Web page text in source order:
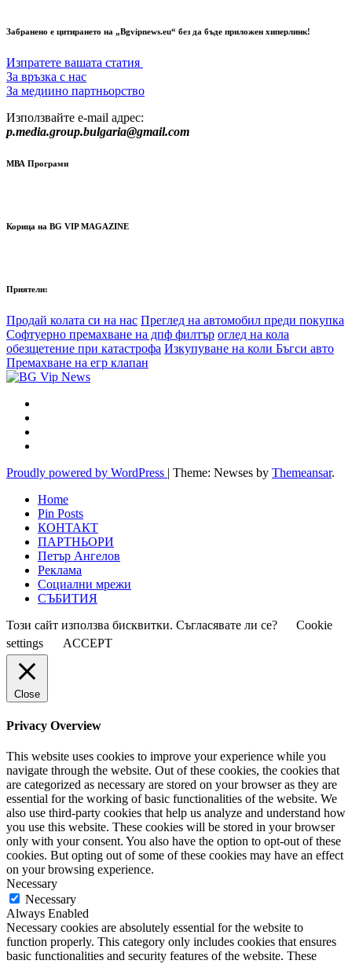
Забранено е цитирането на „Bgvipnews.eu“ без да бъде приложен хиперлинк!
Изпратете вашата статия
За връзка с нас
За медиино партньорство
Използвайте e-mail адрес:
p.media.group.bulgaria@gmail.com
МВА Програми
Корица на BG VIP MAGAZINE
Приятели:
Продай колата си на нас Преглед на автомобил преди покупка
Софтуерно премахване на дпф филтър оглед на кола
обезщетение при катастрофа Изкупуване на коли Бъгси авто
Премахване на егр клапан
Proudly powered by WordPress | Theme: Newses by Themeansar.
Home
Pin Posts
КОНТАКТ
ПАРТНЬОРИ
Петър Ангелов
Реклама
Социални мрежи
СЪБИТИЯ
Този сайт използва бисквитки. Съгласявате ли се?
Cookie
settings
ACCEPT
Close
Privacy Overview
This website uses cookies to improve your experience while you
navigate through the website. Out of these cookies, the cookies that
are categorized as necessary are stored on your browser as they are
essential for the working of basic functionalities of the website. We
also use third-party cookies that help us analyze and understand how
you use this website. These cookies will be stored in your browser
only with your consent. You also have the option to opt-out of these
cookies. But opting out of some of these cookies may have an effect
on your browsing experience.
Necessary
Necessary
Always Enabled
Necessary cookies are absolutely essential for the website to
function properly. This category only includes cookies that ensures
basic functionalities and security features of the website. These